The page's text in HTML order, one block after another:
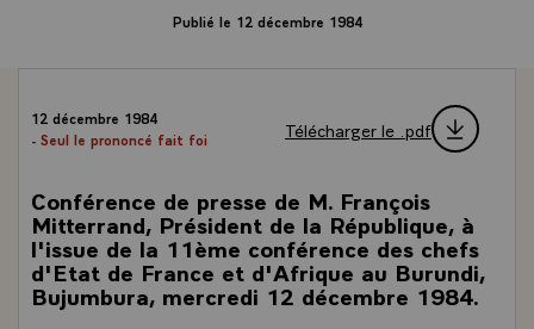
Publié le 12 décembre 1984
12 décembre 1984
- Seul le prononcé fait foi
Télécharger le .pdf
Conférence de presse de M. François
Mitterrand, Président de la République, à
l'issue de la 11ème conférence des chefs
d'Etat de France et d'Afrique au Burundi,
Bujumbura, mercredi 12 décembre 1984.